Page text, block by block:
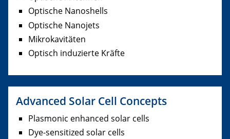
Optische Nanoshells
Optische Nanojets
Mikrokavitäten
Optisch induzierte Kräfte
Advanced Solar Cell Concepts
Plasmonic enhanced solar cells
Dye-sensitized solar cells